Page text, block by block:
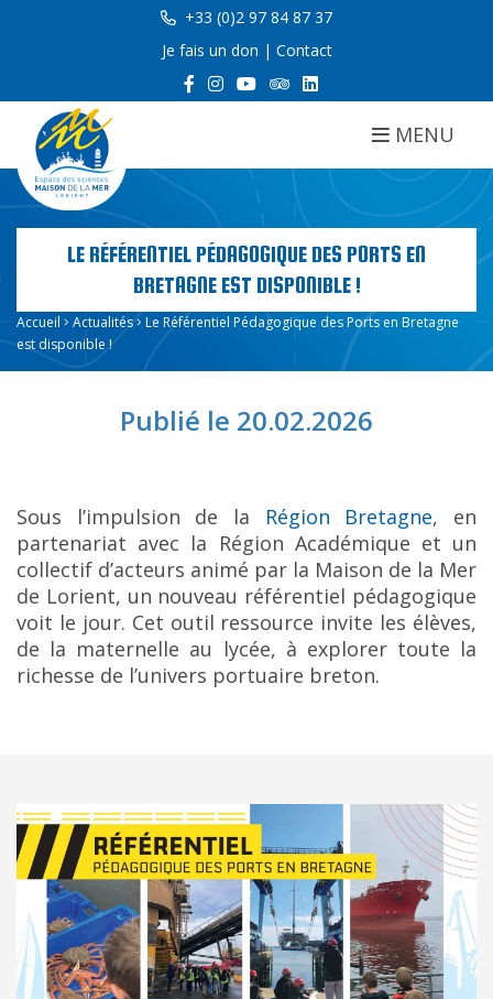
+33 (0)2 97 84 87 37
Je fais un don | Contact
MENU
LE RÉFÉRENTIEL PÉDAGOGIQUE DES PORTS EN
BRETAGNE EST DISPONIBLE !
Accueil Actualités
Le Référentiel Pédagogique des Ports en Bretagne
est disponible !
Publié le 20.02.2026
Sous l’impulsion de la Région Bretagne, en
partenariat avec la Région Académique et un
collectif d’acteurs animé par la Maison de la Mer
de Lorient, un nouveau référentiel pédagogique
voit le jour. Cet outil ressource invite les élèves,
de la maternelle au lycée, à explorer toute la
richesse de l’univers portuaire breton.